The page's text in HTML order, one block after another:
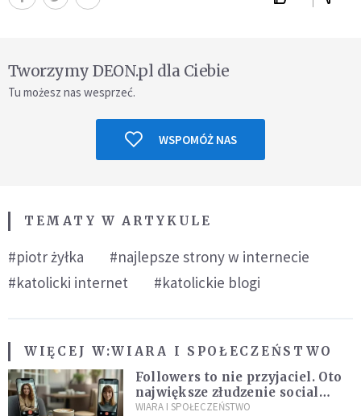
Tworzymy DEON.pl dla Ciebie
Tu możesz nas wesprzeć.
WSPOMÓŻ NAS
TEMATY W ARTYKULE
#piotr żyłka
#najlepsze strony w internecie
#katolicki internet
#katolickie blogi
WIĘCEJ W:WIARA I SPOŁECZEŃSTWO
Followers to nie przyjaciel. Oto
największe złudzenie social
mediów
WIARA I SPOŁECZEŃSTWO